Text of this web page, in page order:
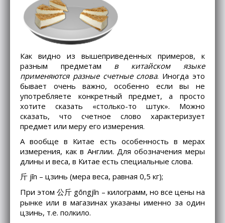
Как видно из вышеприведенных примеров, к
разным предметам в китайском языке
применяются разные счетные слова. Иногда это
бывает очень важно, особенно если вы не
употребляете конкретный предмет, а просто
хотите сказать «столько-то штук». Можно
сказать, что счетное слово характеризует
предмет или меру его измерения.
А вообще в Китае есть особенность в мерах
измерения, как в Англии. Для обозначения меры
длины и веса, в Китае есть специальные слова.
斤 jīn – цзинь (мера веса, равная 0,5 кг);
При этом 公斤 gōngjīn – килограмм, но все цены на
рынке или в магазинах указаны именно за один
цзинь, т.е. полкило.